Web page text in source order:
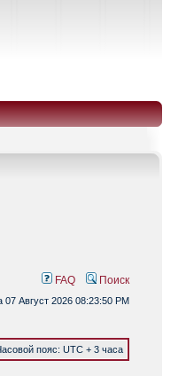
FAQ Поиск
Август 2026 08:23:50 PM
пояс: UTC + 3 часа